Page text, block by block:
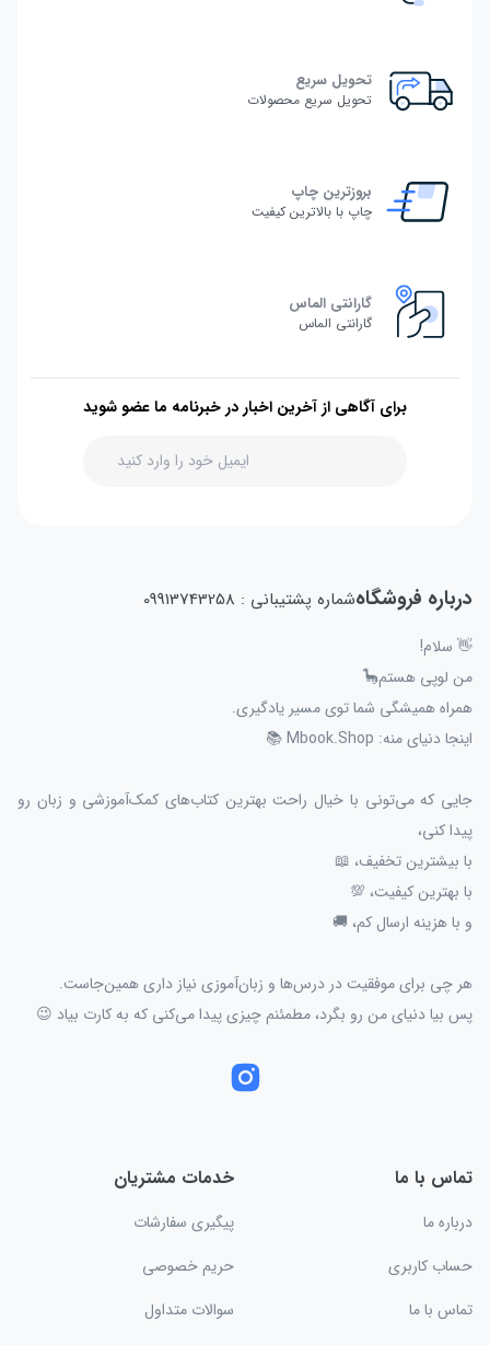
تحویل سریع
تحویل سریع محصولات
بروزترین چاپ
چاپ با بالاترین کیفیت
گارانتی الماس
گارانتی الماس
برای آگاهی از آخرین اخبار در خبرنامه ما عضو شوید
درباره فروشگاهشماره پشتیبانی : 09913743258
👋 سلام!
من لوپی هستم🦕
همراه همیشگی شما توی مسیر یادگیری.
اینجا دنیای منه: Mbook.Shop 📚
جایی که می‌تونی با خیال راحت بهترین کتاب‌های کمک‌آموزشی و زبان رو
پیدا کنی،
با بیشترین تخفیف، 📖
با بهترین کیفیت، 💯
و با هزینه ارسال کم، 🚚
هر چی برای موفقیت در درس‌ها و زبان‌آموزی نیاز داری همین‌جاست.
پس بیا دنیای من رو بگرد، مطمئنم چیزی پیدا می‌کنی که به کارت بیاد 😉
تماس با ما
درباره ما
حساب کاربری
تماس با ما
خدمات مشتریان
پیگیری سفارشات
حریم خصوصی
سوالات متداول